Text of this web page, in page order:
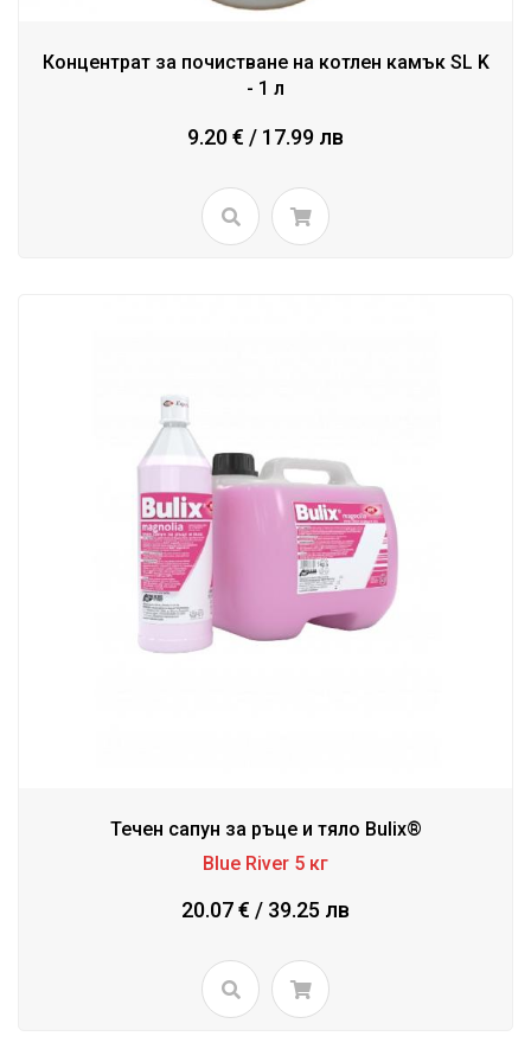
Концентрат за почистване на котлен камък SL K
- 1 л
9.20 € / 17.99 лв
Течен сапун за ръце и тяло Bulix®
Blue River 5 кг
20.07 € / 39.25 лв